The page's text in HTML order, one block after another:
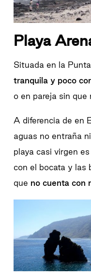
Playa
Situada en la
tranquila y poco
o en pareja sin que
A diferencia de en
aguas no entraña
playa casi virgen
con el bocata y las
que no cuenta con